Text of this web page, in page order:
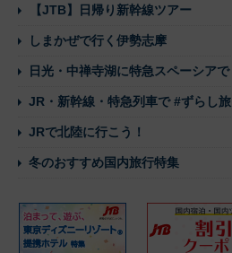
【JTB】日帰り新幹線ツアー
しまかぜで行く伊勢志摩
日光・中禅寺湖に特急スペーシアで
JR・新幹線・特急列車で #ずらし旅
JRで北陸に行こう！
冬のおすすめ国内旅行特集